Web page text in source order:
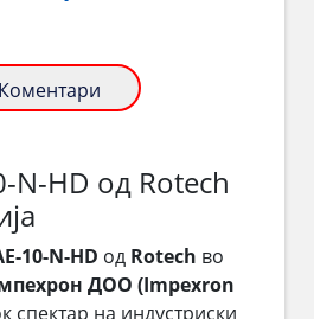
Коментари
N-HD од Rotech
10-N-HD од Rotech во
ДОО (Impexron
спектар на индустриски